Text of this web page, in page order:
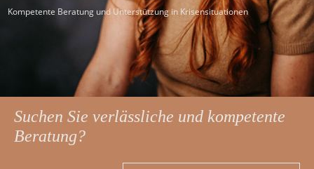
Kompetente Beratung und Unterstützung in Krisensituationen
Suchen Sie verlässliche und kompetente
Beratung?